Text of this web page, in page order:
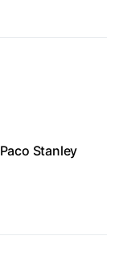
Paco Stanley